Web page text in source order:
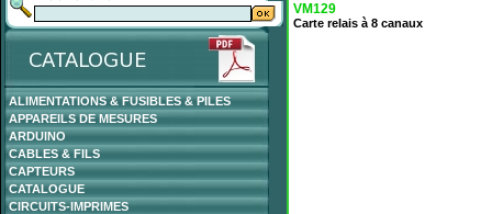
ALIMENTATIONS & FUSIBLES & PILES
APPAREILS DE MESURES
ARDUINO
CABLES & FILS
CAPTEURS
CATALOGUE
CIRCUITS-IMPRIMES
VM129
Carte relais à 8 canaux